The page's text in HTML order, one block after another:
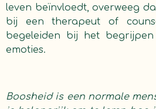
leven beïnvloedt, overweeg
bij een therapeut of
begeleiden bij het
emoties.
Boosheid is een normale